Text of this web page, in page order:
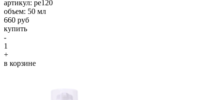
aртикул: ре120
объем: 50 мл
660 руб
купить
-
1
+
в корзине